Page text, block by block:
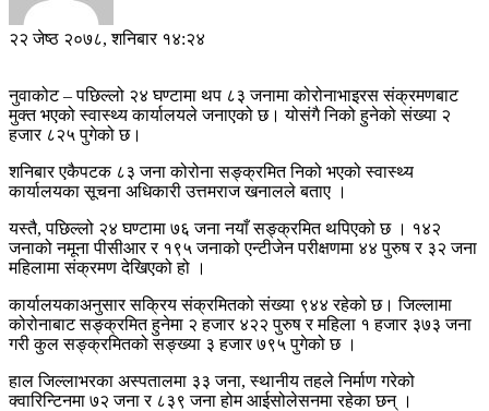
२२ जेष्ठ २०७८, शनिबार १४:२४
नुवाकोट – पछिल्लो २४ घण्टामा थप ८३ जनामा कोरोनाभाइरस संक्रमणबाट
मुक्त भएको स्वास्थ्य कार्यालयले जनाएको छ। योसंगै निको हुनेको संख्या २
हजार ८२५ पुगेको छ।
शनिबार एकैपटक ८३ जना कोरोना सङ्क्रमित निको भएको स्वास्थ्य
कार्यालयका सूचना अधिकारी उत्तमराज खनालले बताए ।
यस्तै, पछिल्लो २४ घण्टामा ७६ जना नयाँ सङ्क्रमित थपिएको छ । १४२
जनाको नमूना पीसीआर र १९५ जनाको एन्टीजेन परीक्षणमा ४४ पुरुष र ३२ जना
महिलामा संक्रमण देखिएको हो ।
कार्यालयकाअनुसार सक्रिय संक्रमितको संख्या ९४४ रहेको छ। जिल्लामा
कोरोनाबाट सङ्क्रमित हुनेमा २ हजार ४२२ पुरुष र महिला १ हजार ३७३ जना
गरी कुल सङ्क्रमितको सङ्ख्या ३ हजार ७९५ पुगेको छ ।
हाल जिल्लाभरका अस्पतालमा ३३ जना, स्थानीय तहले निर्माण गरेको
क्वारिन्टिनमा ७२ जना र ८३९ जना होम आईसोलेसनमा रहेका छन् ।